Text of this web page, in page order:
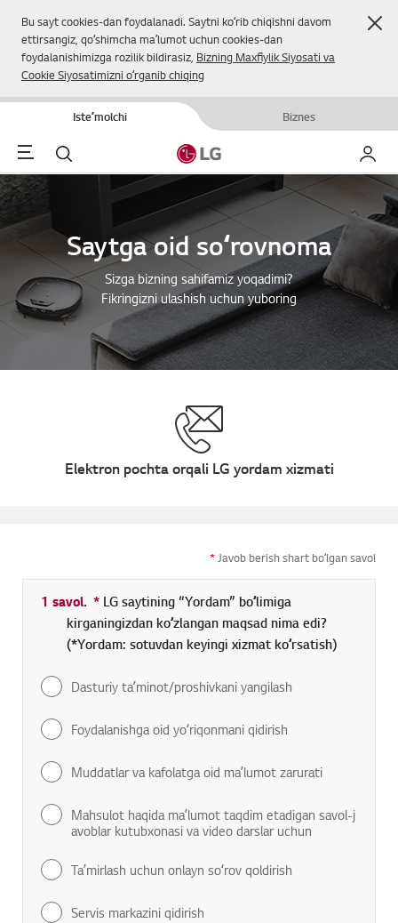
Bu sayt cookies-dan foydalanadi. Saytni koʻrib chiqishni davom
ettirsangiz, qoʻshimcha maʼlumot uchun cookies-dan
foydalanishimizga rozilik bildirasiz, Bizning Maxfiylik Siyosati va
Cookie Siyosatimizni oʻrganib chiqing
Isteʼmolchi Biznes
Menu Qidirish
Saytga oid soʻrovnoma
Sizga bizning sahifamiz yoqadimi?
Fikringizni ulashish uchun yuboring
Elektron pochta orqali LG yordam xizmati
*Javob berish shart boʻlgan savol
1 savol. * Toʻldirish shart boʻlgan maydon
LG saytining “Yordam” boʻlimiga
kirganingizdan koʻzlangan maqsad nima edi?
(*Yordam: sotuvdan keyingi xizmat koʻrsatish)
Dasturiy taʼminot/proshivkani yangilash
Foydalanishga oid yoʻriqonmani qidirish
Muddatlar va kafolatga oid maʼlumot zarurati
Mahsulot haqida maʼlumot taqdim etadigan savol-j
avoblar kutubxonasi va video darslar uchun
Taʼmirlash uchun onlayn soʻrov qoldirish
Servis markazini qidirish